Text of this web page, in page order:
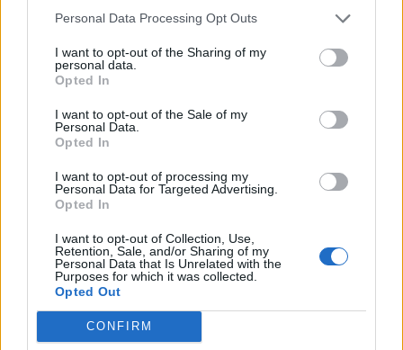
Personal Data Processing Opt Outs
I want to opt-out of the Sharing of my
personal data.
Opted In
I want to opt-out of the Sale of my
Personal Data.
Opted In
I want to opt-out of processing my
Personal Data for Targeted Advertising.
Opted In
I want to opt-out of Collection, Use,
Retention, Sale, and/or Sharing of my
Personal Data that Is Unrelated with the
Purposes for which it was collected.
Opted Out
CONFIRM
ARTIGOS RELACIONADOS
Deputados do PSD saúdam Banda
Sinfónica da ARMAB pelo 1º lugar no
certame internacional de Valência